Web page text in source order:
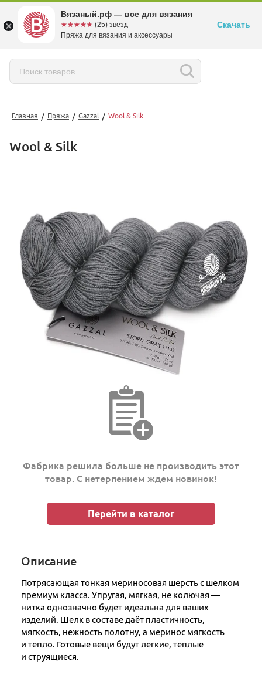
Главная / Пряжа / Gazzal / Wool & Silk
Wool & Silk
Фабрика решила больше не производить этот
товар. С нетерпением ждем новинок!
Перейти в каталог
Описание
Потрясающая тонкая мериносовая шерсть с шелком
премиум класса. Упругая, мягкая, не колючая —
нитка однозначно будет идеальна для ваших
изделий. Шелк в составе даёт пластичность,
мягкость, нежность полотну, а меринос мягкость
и тепло. Готовые вещи будут легкие, теплые
и струящиеся.
Вязаный.рф — все для вязания
☆☆☆☆☆
★★★★★ (25) звезд
Пряжа для вязания и аксессуары
Скачать